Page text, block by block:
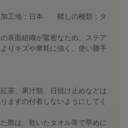
工地：日本 鞣しの種類：タ
表面組織が緊密なため、ステア
りキズや摩耗に強く、使い勝手
茶、果汁類、日焼け止めなどは
ますの付着しないようにしてく
際は、乾いたタオル等で早めに